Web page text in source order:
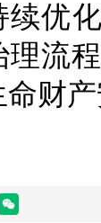
续优
理流
财产